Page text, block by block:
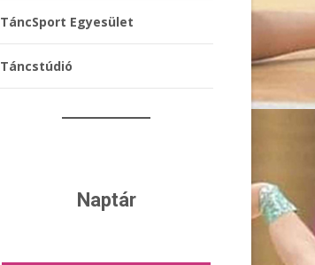
TáncSport Egyesület
Táncstúdió
Naptár